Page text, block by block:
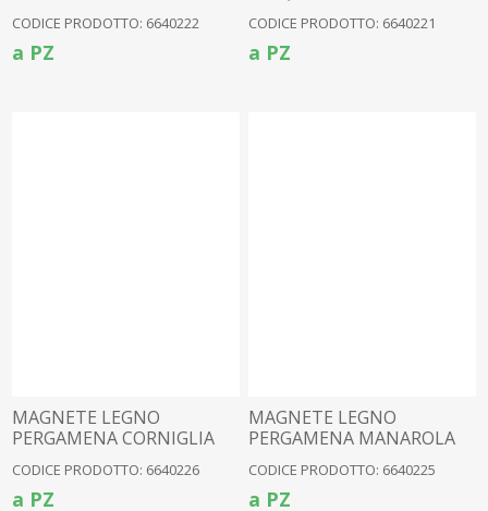
CODICE PRODOTTO: 6640222
a PZ
CODICE PRODOTTO: 6640221
a PZ
MAGNETE LEGNO
PERGAMENA CORNIGLIA
CODICE PRODOTTO: 6640226
a PZ
MAGNETE LEGNO
PERGAMENA MANAROLA
CODICE PRODOTTO: 6640225
a PZ